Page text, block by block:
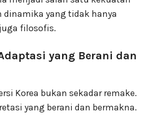
dinamika yang tidak hanya
filosofis.
yang Berani dan
Korea bukan sekadar remake.
yang berani dan bermakna.